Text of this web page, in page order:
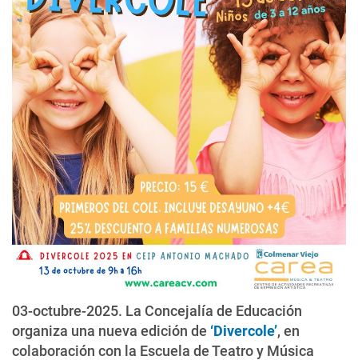
03-octubre-2025. La Concejalía de Educación
organiza una nueva edición de ‘Divercole’, en
colaboración con la Escuela de Teatro y Música